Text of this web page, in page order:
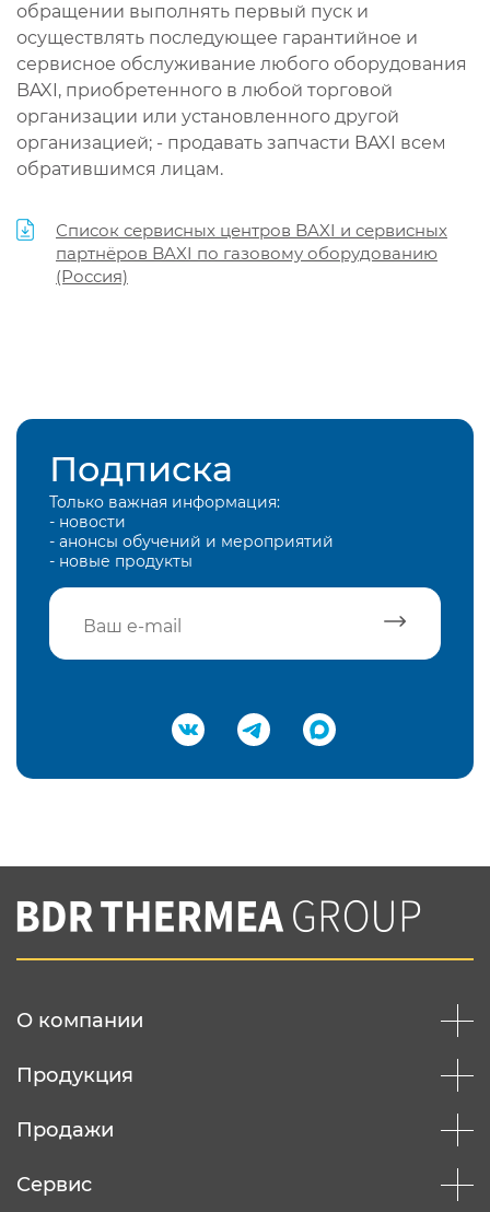
обращении выполнять первый пуск и
осуществлять последующее гарантийное и
сервисное обслуживание любого оборудования
BAXI, приобретенного в любой торговой
организации или установленного другой
организацией; - продавать запчасти BAXI всем
обратившимся лицам.
Список сервисных центров BAXI и сервисных
партнёров BAXI по газовому оборудованию
(Россия)
Подписка
Только важная информация:
- новости
- анонсы обучений и мероприятий
- новые продукты
Подтвердить e-mail
Вы соглашаетесь с нашей политикой
конфеденциальности
О компании
Продукция
Продажи
Сервис